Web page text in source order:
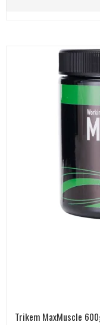
Trikem MaxMuscle